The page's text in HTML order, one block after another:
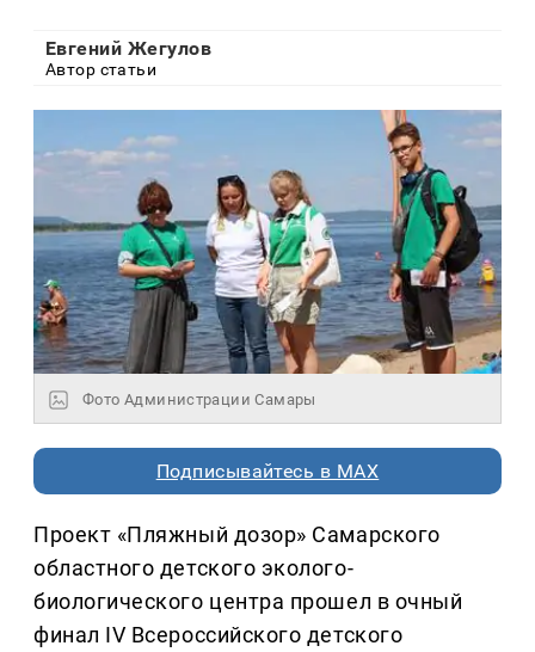
Евгений Жегулов
Автор статьи
Фото Администрации Самары
Подписывайтесь в MAX
Проект «Пляжный дозор» Самарского
областного детского эколого-
биологического центра прошел в очный
финал IV Всероссийского детского